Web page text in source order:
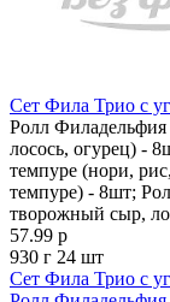
Сет Фила Трио с
Ролл
лосось, огурец) -
темпуре (нори,
темпуре) - 8шт;
творожный сыр,
57.99 р
930 г 24 шт
Сет Фила Трио с